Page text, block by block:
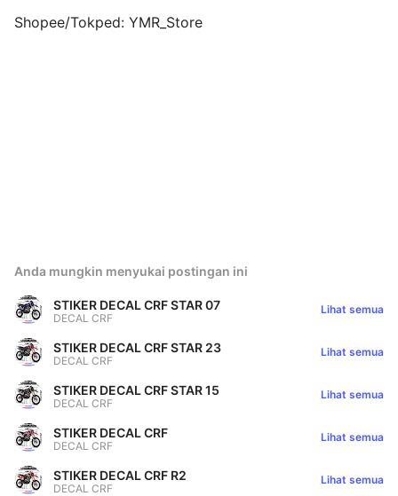
Shopee/Tokped: YMR_Store
Anda mungkin menyukai postingan ini
STIKER DECAL CRF STAR 07
DECAL CRF
Lihat semua
STIKER DECAL CRF STAR 23
DECAL CRF
Lihat semua
STIKER DECAL CRF STAR 15
DECAL CRF
Lihat semua
STIKER DECAL CRF
DECAL CRF
Lihat semua
STIKER DECAL CRF R2
DECAL CRF
Lihat semua